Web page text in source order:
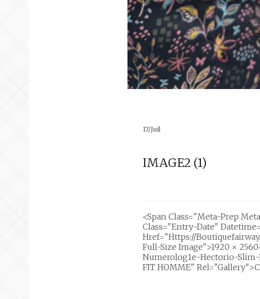
17/Juil
IMAGE2 (1)
<span Class="meta-Prep
Class="entry-Date"
Href="https://
Full-Size Image">1920 ×
Numerolog1e-Hectorio-Slim-
FIT HOMME"